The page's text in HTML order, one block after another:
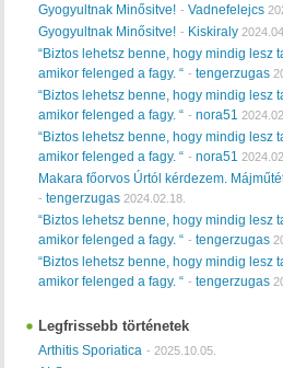
Gyogyultnak Minősitve! -Vadnefelejcs
Gyogyultnak Minősitve! - Kiskiraly
“Biztos lehetsz benne, hogy mindig lesz
amikor felenged a fagy. “ -tengerzugas
“Biztos lehetsz benne, hogy mindig lesz
amikor felenged a fagy. “ -nora51
“Biztos lehetsz benne, hogy mindig lesz
amikor felenged a fagy. “ -nora51
Makara főorvos Úrtól kérdezem.
-tengerzugas 2024.02.18.
“Biztos lehetsz benne, hogy mindig lesz
amikor felenged a fagy. “ -tengerzugas
“Biztos lehetsz benne, hogy mindig lesz
amikor felenged a fagy. “ -tengerzugas
Legfrissebb történetek
Arthitis Sporiatica - 2025.10.05.